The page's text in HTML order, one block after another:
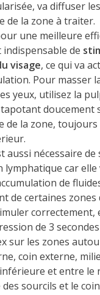
va diffuser
de la zone à traiter.
une meilleure
indispensable de
visage, ce qui va
Pour masser
yeux, utilisez la
doucement
de la zone,
aussi nécessaire
lymphatique car elle
de
de certaines zones
correctement,
de 3
sur les zones
coin externe,
et entre le
des sourcils et le